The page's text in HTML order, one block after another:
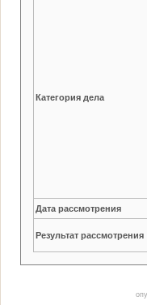
Категория дела
Дата рассмотрения
Результат рассмотрения